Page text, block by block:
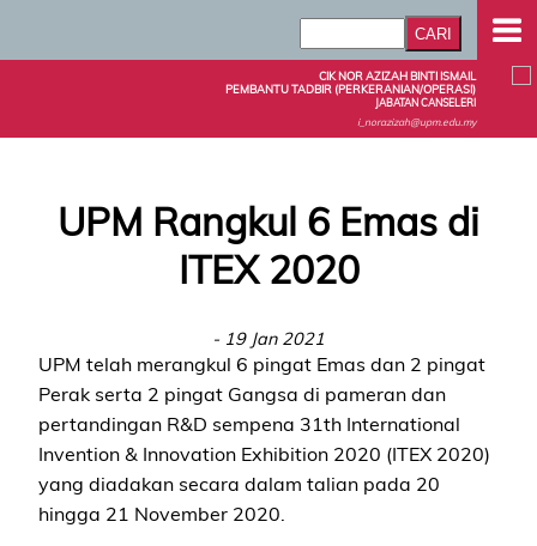
CIK NOR AZIZAH BINTI ISMAIL
PEMBANTU TADBIR (PERKERANIAN/OPERASI)
JABATAN CANSELERI
i_norazizah@upm.edu.my
UPM Rangkul 6 Emas di
ITEX 2020
- 19 Jan 2021
UPM telah merangkul 6 pingat Emas dan 2 pingat
Perak serta 2 pingat Gangsa di pameran dan
pertandingan R&D sempena 31th International
Invention & Innovation Exhibition 2020 (ITEX 2020)
yang diadakan secara dalam talian pada 20
hingga 21 November 2020.